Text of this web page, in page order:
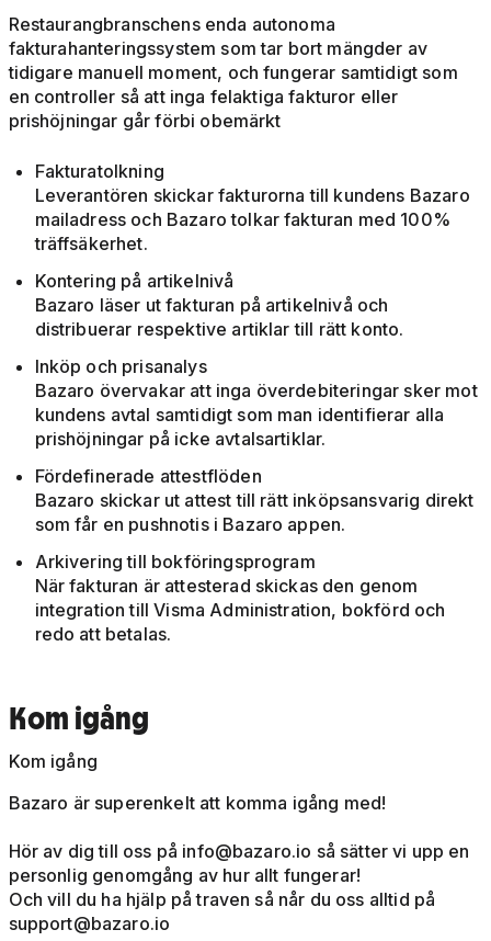
Restaurangbranschens enda autonoma
fakturahanteringssystem som tar bort mängder av
tidigare manuell moment, och fungerar samtidigt som
en controller så att inga felaktiga fakturor eller
prishöjningar går förbi obemärkt
Fakturatolkning
Leverantören skickar fakturorna till kundens Bazaro
mailadress och Bazaro tolkar fakturan med 100%
träffsäkerhet.
Kontering på artikelnivå
Bazaro läser ut fakturan på artikelnivå och
distribuerar respektive artiklar till rätt konto.
Inköp och prisanalys
Bazaro övervakar att inga överdebiteringar sker mot
kundens avtal samtidigt som man identifierar alla
prishöjningar på icke avtalsartiklar.
Fördefinerade attestflöden
Bazaro skickar ut attest till rätt inköpsansvarig direkt
som får en pushnotis i Bazaro appen.
Arkivering till bokföringsprogram
När fakturan är attesterad skickas den genom
integration till Visma Administration, bokförd och
redo att betalas.
Kom igång
Kom igång
Bazaro är superenkelt att komma igång med!
Hör av dig till oss på info@bazaro.io så sätter vi upp en
personlig genomgång av hur allt fungerar!
Och vill du ha hjälp på traven så når du oss alltid på
support@bazaro.io